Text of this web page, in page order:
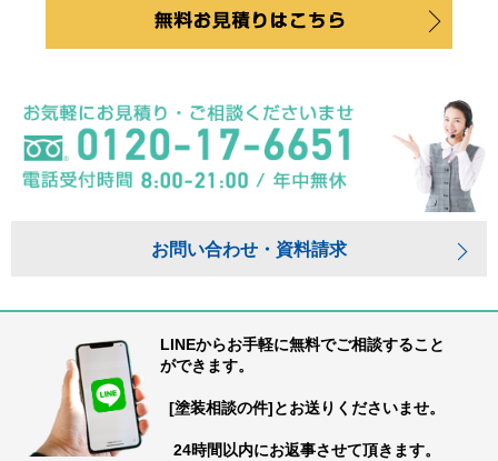
お問い合わせ・資料請求
LINEからお手軽に無料でご相談すること
ができます。
[塗装相談の件]とお送りくださいませ。
24時間以内にお返事させて頂きます。